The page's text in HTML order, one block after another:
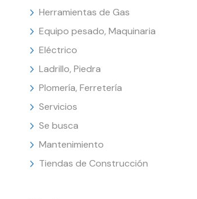
Herramientas de Gas
Equipo pesado, Maquinaria
Eléctrico
Ladrillo, Piedra
Plomería, Ferretería
Servicios
Se busca
Mantenimiento
Tiendas de Construcción